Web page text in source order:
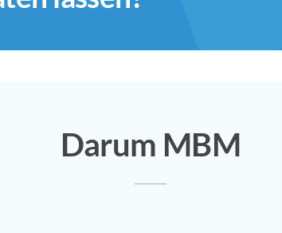
Darum MBM